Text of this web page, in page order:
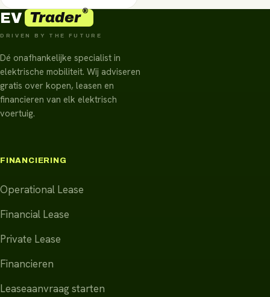
EV Trader®
DRIVEN BY THE FUTURE
Dé onafhankelijke specialist in
elektrische mobiliteit. Wij adviseren
gratis over kopen, leasen en
financieren van elk elektrisch
voertuig.
FINANCIERING
Operational Lease
Financial Lease
Private Lease
Financieren
Leaseaanvraag starten